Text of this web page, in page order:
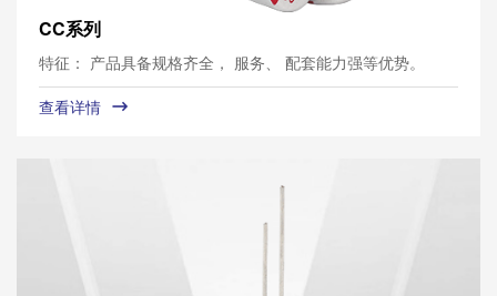
CC系列
特征： 产品具备规格齐全， 服务、 配套能力强等优势。
查看详情